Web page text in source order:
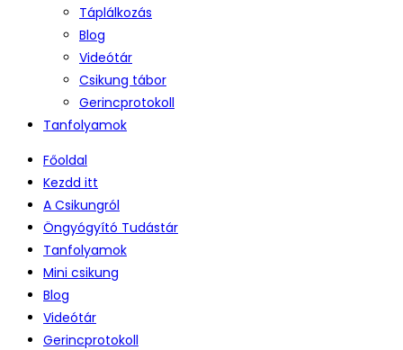
Táplálkozás
Blog
Videótár
Csikung tábor
Gerincprotokoll
Tanfolyamok
Főoldal
Kezdd itt
A Csikungról
Öngyógyító Tudástár
Tanfolyamok
Mini csikung
Blog
Videótár
Gerincprotokoll